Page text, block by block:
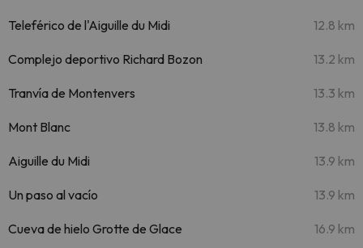
Teleférico de l'Aiguille du Midi 12.8 km
Complejo deportivo Richard Bozon 13.2 km
Tranvía de Montenvers 13.3 km
Mont Blanc 13.8 km
Aiguille du Midi 13.9 km
Un paso al vacío 13.9 km
Cueva de hielo Grotte de Glace 16.9 km